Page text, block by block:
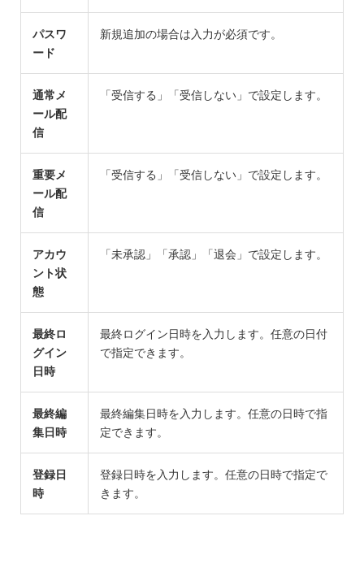
パスワ
ード
新規追加の場合は入力が必須です。
通常メ
ール配
信
「受信する」「受信しない」で設定します。
重要メ
ール配
信
「受信する」「受信しない」で設定します。
アカウ
ント状
態
「未承認」「承認」「退会」で設定します。
最終ロ
グイン
日時
最終ログイン日時を入力します。任意の日付
で指定できます。
最終編
集日時
最終編集日時を入力します。任意の日時で指
定できます。
登録日
時
登録日時を入力します。任意の日時で指定で
きます。